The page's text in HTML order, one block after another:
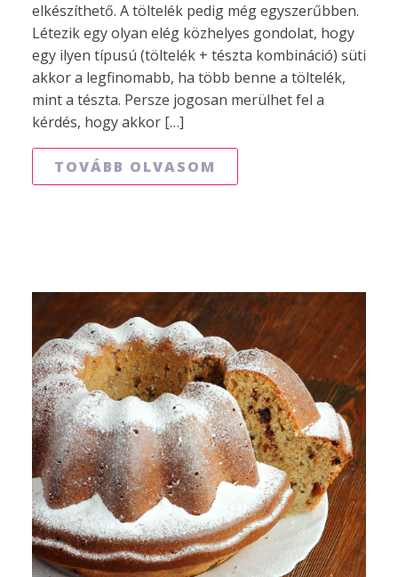
elkészíthető. A töltelék pedig még egyszerűbben.
Létezik egy olyan elég közhelyes gondolat, hogy
egy ilyen típusú (töltelék + tészta kombináció) süti
akkor a legfinomabb, ha több benne a töltelék,
mint a tészta. Persze jogosan merülhet fel a
kérdés, hogy akkor […]
TOVÁBB OLVASOM